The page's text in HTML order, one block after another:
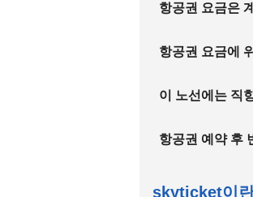
항공권 요금은
항공권 요금에
이 노선에는 직
항공권 예약 후
skyticket이